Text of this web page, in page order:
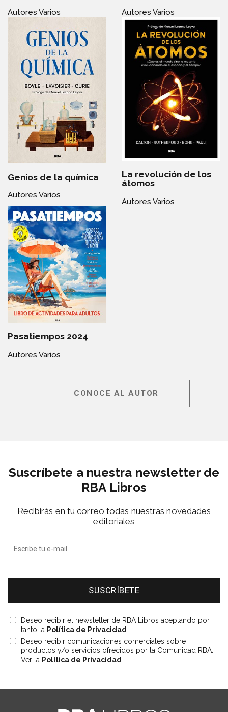
Autores Varios Autores Varios
Genios de la química
Autores Varios
La revolución de los
átomos
Autores Varios
Pasatiempos 2024
Autores Varios
CONOCE AL AUTOR
Suscríbete a nuestra newsletter de
RBA Libros
Recibirás en tu correo todas nuestras novedades
editoriales
Deseo recibir el newsletter de RBA Libros aceptando por
tanto la Política de Privacidad
Deseo recibir comunicaciones comerciales sobre
productos y/o servicios ofrecidos por la Comunidad RBA.
Ver la Política de Privacidad